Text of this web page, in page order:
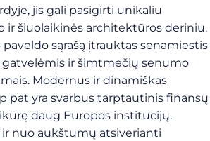
jis gali pasigirti unikaliu
ir šiuolaikinės architektūros deriniu.
paveldo sąrašą įtrauktas senamiestis
gatvelėmis ir šimtmečių senumo
Modernus ir dinamiškas
pat yra svarbus tarptautinis finansų
daug Europos institucijų.
nuo aukštumų atsiverianti